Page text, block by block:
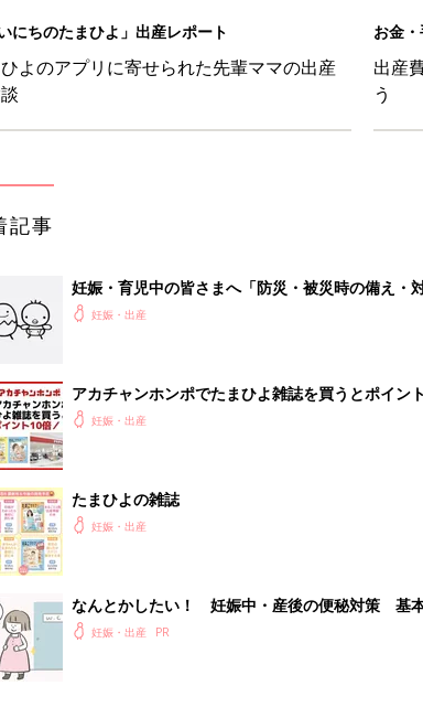
いにちのたまひよ」出産レポート
よのアプリに寄せられた先輩ママの出産
お金
出産
う
記事
妊娠・育児中の皆さまへ「防災・被災時の備え・
妊娠・出産
アカチャンホンポでたまひよ雑誌を買うとポイン
妊娠・出産
たまひよの雑誌
妊娠・出産
なんとかしたい！ 妊娠中・産後の便秘対策 基
妊娠・出産